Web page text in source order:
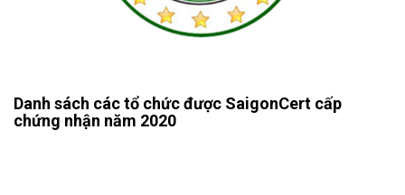
Danh sách các tổ chức được SaigonCert cấp
chứng nhận năm 2020